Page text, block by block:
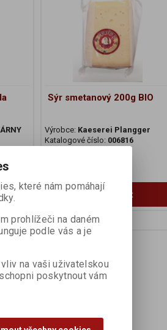
Sýr smetanový 200g BIO
Výrobce: Kaeserei Plangger
Katalogové číslo: 006816
Koupit
které nám pomáhají
prohlížeči na daném
podle vás a je
na vaši uživatelskou
poskytnout vám